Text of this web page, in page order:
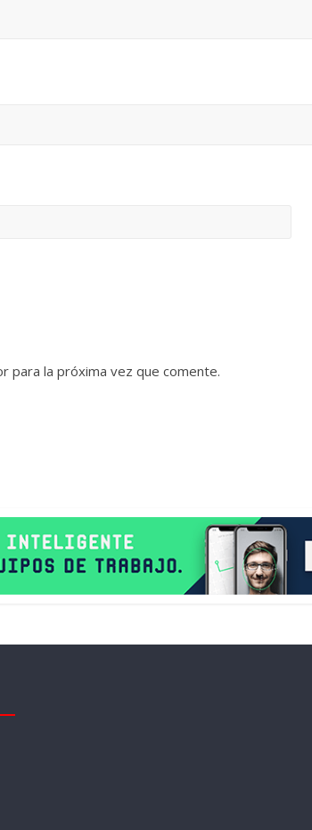
para la próxima vez que comente.